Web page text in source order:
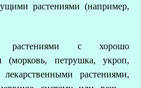
растениями (например,
растениями с хорошо
(морковь, петрушка, укроп,
растениями,